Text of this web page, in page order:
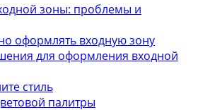
зоны: проблемы и
оформлять входную зону
для оформления входной
стиль
палитры